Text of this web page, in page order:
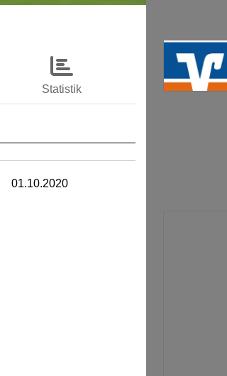
Statistik
01.10.2020